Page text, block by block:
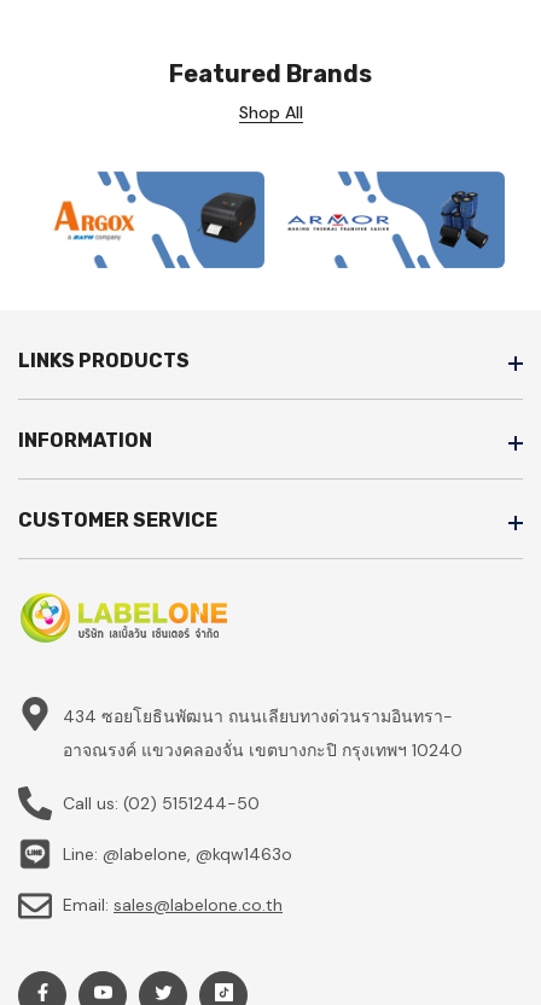
Featured Brands
Shop All
LINKS PRODUCTS
INFORMATION
CUSTOMER SERVICE
434 ซอยโยธินพัฒนา ถนนเลียบทางด่วนรามอินทรา-
อาจณรงค์ แขวงคลองจั่น เขตบางกะปิ กรุงเทพฯ 10240
Call us: (02) 5151244-50
Line: @labelone, @kqw1463o
Email: sales@labelone.co.th